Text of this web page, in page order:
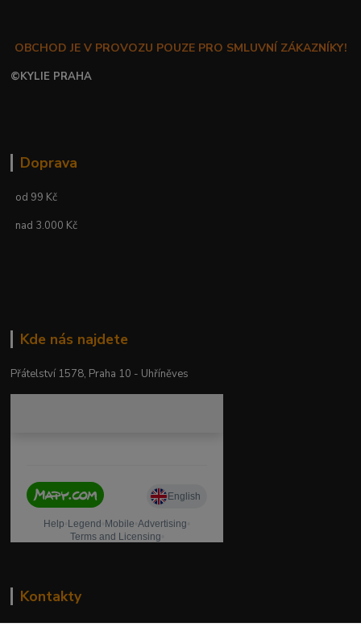
OBCHOD JE V PROVOZU POUZE PRO SMLUVNÍ ZÁKAZNÍKY!
©KYLIE PRAHA
Doprava
od 99 Kč
nad 3.000 Kč
Kde nás najdete
Přátelství 1578, Praha 10 - Uhříněves
Kontakty